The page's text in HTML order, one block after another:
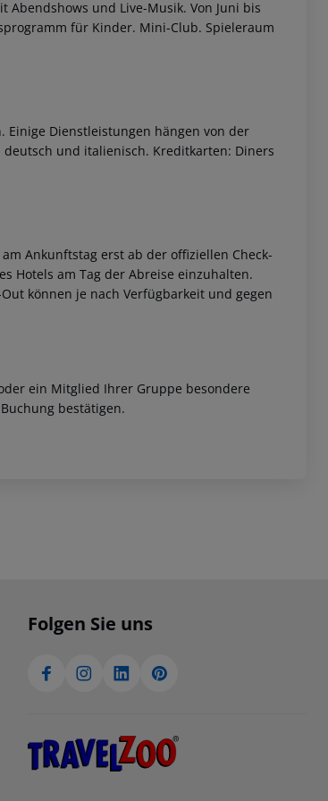
und Live-Musik. Von Juni bis
für Kinder. Mini-Club. Spieleraum
Dienstleistungen hängen von der
und italienisch. Kreditkarten: Diners
Ankunftstag erst ab der offiziellen Check-
Hotels am Tag der Abreise einzuhalten.
können je nach Verfügbarkeit und gegen
ein Mitglied Ihrer Gruppe besondere
bestätigen.
Folgen Sie uns